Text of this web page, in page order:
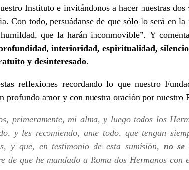
Instituto e invitándonos a hacer nuestras
Con todo, persuádanse de que sólo lo será en la
que la harán inconmovible”. Y
interioridad, espiritualidad,
y desinteresado.
reflexiones recordando lo que nuestro
profundo amor y con nuestra oración por nuestro
primeramente, mi alma, y luego todos los
y les recomiendo, ante todo, que tengan
y que, en testimonio de esta sumisión, no se
de que he mandado a Roma dos Hermanos